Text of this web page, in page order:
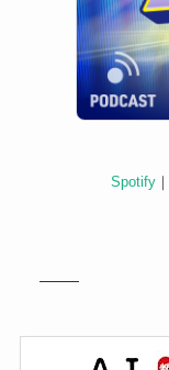
Spotify ｜